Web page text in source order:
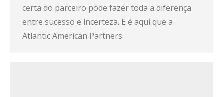
certa do parceiro pode fazer toda a diferença
entre sucesso e incerteza. E é aqui que a
Atlantic American Partners